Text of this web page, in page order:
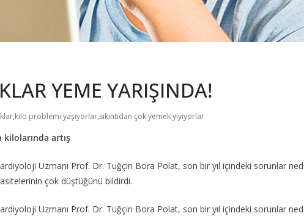
YEME YARIŞINDA!
,kilo problemi yaşıyorlar,sıkıntıdan çok yemek yiyiyorlar
artış
Uzmanı Prof. Dr. Tuğçin Bora Polat, son bir yıl içindeki sorunlar
çok düştüğünü bildirdi.
Uzmanı Prof. Dr. Tuğçin Bora Polat, son bir yıl içindeki sorunlar